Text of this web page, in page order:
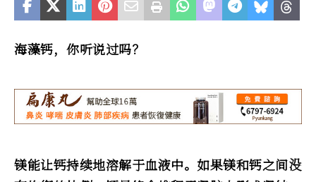
海藻钙，你听说过吗？
镁能让钙持续地溶解于血液中。如果镁和钙之间没